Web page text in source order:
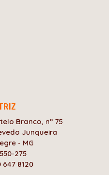
Branco, nº 75
Junqueira
- MG
275
647 8120